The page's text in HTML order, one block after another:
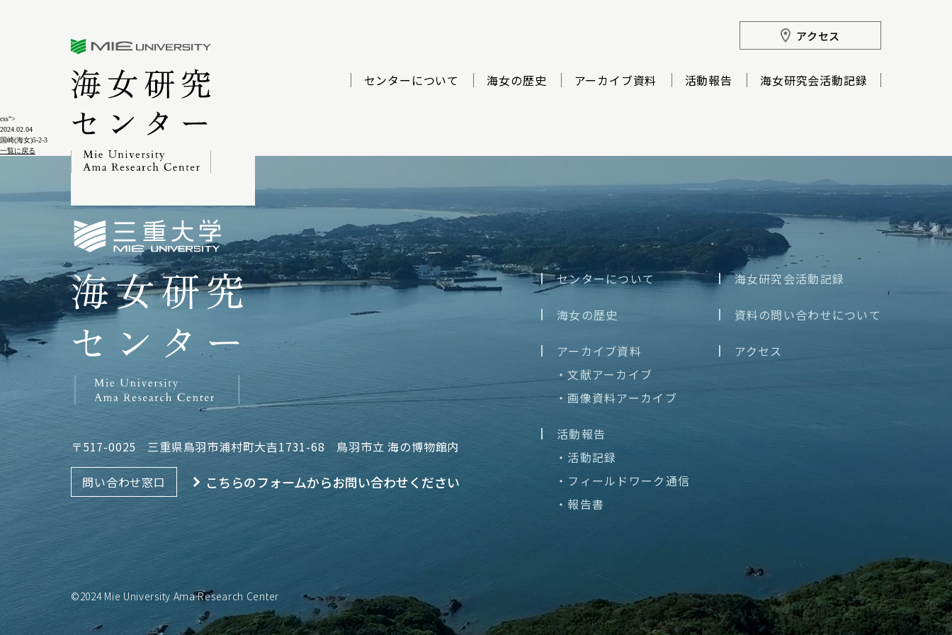
css">
アクセス
センターについて 海女の歴史 アーカイブ資料 活動報告 海女研究会活動記録
2024.02.04
国崎(海女)5-2-3
一覧に戻る
〒517-0025 三重県鳥羽市浦村町大吉1731-68 鳥羽市立 海の博物館内
問い合わせ窓口 こちらのフォームからお問い合わせください
センターについて
海女の歴史
アーカイブ資料
・文献アーカイブ
・画像資料アーカイブ
活動報告
・活動記録
・フィールドワーク通信
・報告書
海女研究会活動記録
資料の問い合わせについて
アクセス
©2024 Mie University Ama Research Center